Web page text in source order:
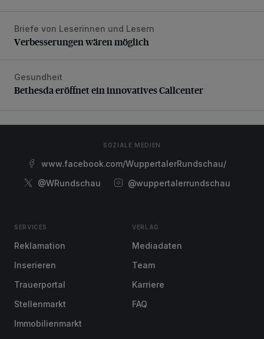
Verbesserungen wären möglich
Briefe von Leserinnen und Lesern
Verbesserungen wären möglich
Bethesda eröffnet ein innovatives Callcenter
Gesundheit
Bethesda eröffnet ein innovatives Callcenter
SOZIALE MEDIEN
www.facebook.com/WuppertalerRundschau/
@WRundschau
@wuppertalerrundschau
SERVICES
Reklamation
Inserieren
Trauerportal
Stellenmarkt
Immobilienmarkt
VERLAG
Mediadaten
Team
Karriere
FAQ